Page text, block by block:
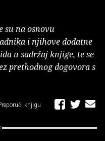
su na osnovu
i njihove dodatne
u sadržaj knjige, te se
prethodnog dogovora s
knjigu